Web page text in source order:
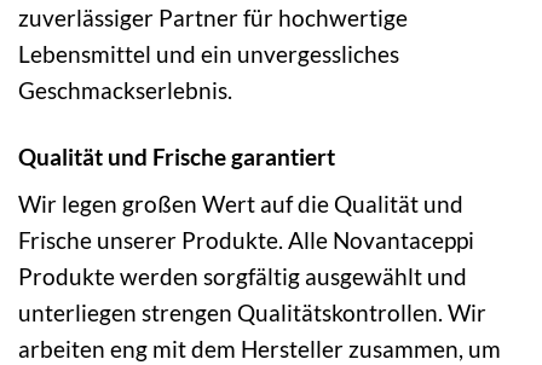
zuverlässiger Partner für hochwertige
Lebensmittel und ein unvergessliches
Geschmackserlebnis.
Qualität und Frische garantiert
Wir legen großen Wert auf die Qualität und
Frische unserer Produkte. Alle Novantaceppi
Produkte werden sorgfältig ausgewählt und
unterliegen strengen Qualitätskontrollen. Wir
arbeiten eng mit dem Hersteller zusammen, um